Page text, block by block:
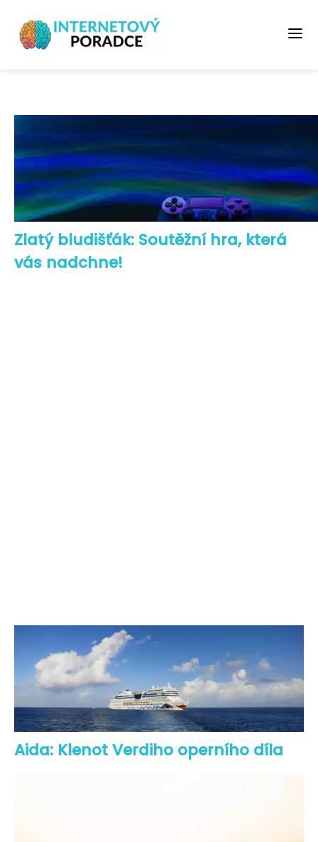
Zlatý bludišťák: Soutěžní hra, která
vás nadchne!
Aida: Klenot Verdiho operního díla